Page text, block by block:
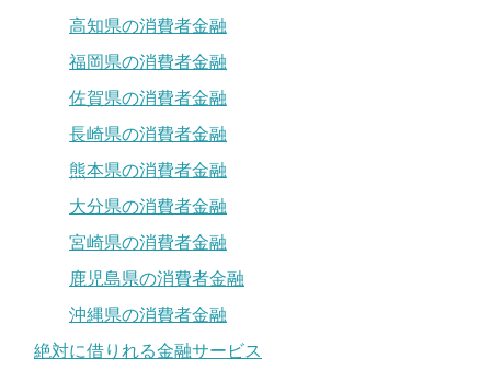
高知県の消費者金融
福岡県の消費者金融
佐賀県の消費者金融
長崎県の消費者金融
熊本県の消費者金融
大分県の消費者金融
宮崎県の消費者金融
鹿児島県の消費者金融
沖縄県の消費者金融
絶対に借りれる金融サービス